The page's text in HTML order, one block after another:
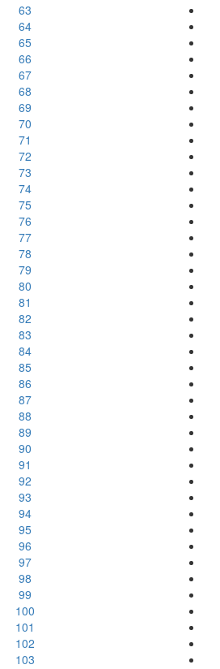
63
64
65
66
67
68
69
70
71
72
73
74
75
76
77
78
79
80
81
82
83
84
85
86
87
88
89
90
91
92
93
94
95
96
97
98
99
100
101
102
103